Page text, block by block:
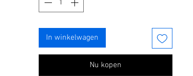
In winkelwagen
Nu kopen